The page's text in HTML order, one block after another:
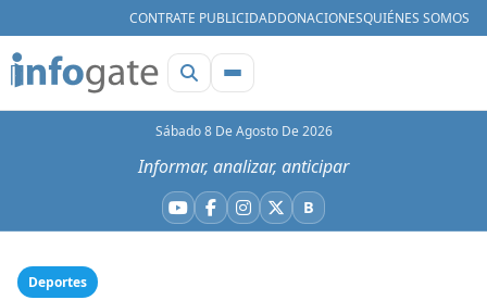
CONTRATE PUBLICIDADDONACIONESQUIÉNES SOMOS
Sábado 8 De Agosto De 2026
Informar, analizar, anticipar
YouTube
Facebook
Instagram
X BBluesky
Deportes